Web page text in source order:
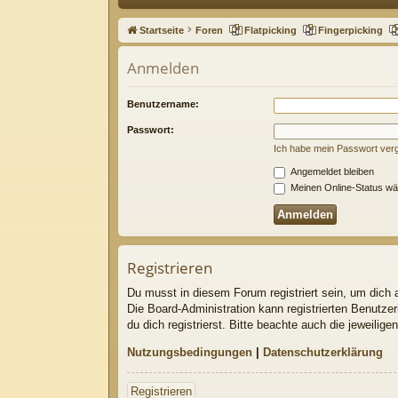
ne
llz
ug
riff
Startseite Foren Flatpicking Fingerpicking
Anmelden
Benutzername:
Passwort:
Ich habe mein Passwort
Angemeldet bleiben
Meinen Online-Status
Registrieren
Du musst in diesem Forum registriert sein, um dich
Die Board-Administration kann registrierten
du dich registrierst. Bitte beachte auch die
Nutzungsbedingungen Datenschutzerklärung
Registrieren